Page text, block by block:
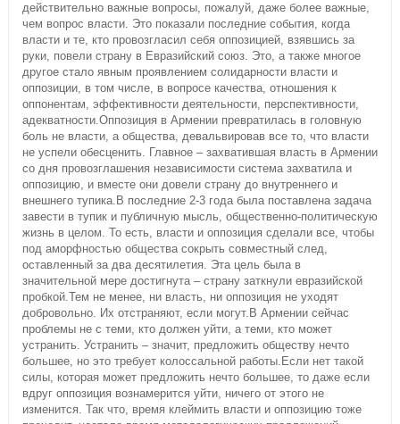
действительно важные вопросы, пожалуй, даже более важные,
чем вопрос власти. Это показали последние события, когда
власти и те, кто провозгласил себя оппозицией, взявшись за
руки, повели страну в Евразийский союз. Это, а также многое
другое стало явным проявлением солидарности власти и
оппозиции, в том числе, в вопросе качества, отношения к
оппонентам, эффективности деятельности, перспективности,
адекватности.Оппозиция в Армении превратилась в головную
боль не власти, а общества, девальвировав все то, что власти
не успели обесценить. Главное – захватившая власть в Армении
со дня провозглашения независимости система захватила и
оппозицию, и вместе они довели страну до внутреннего и
внешнего тупика.В последние 2-3 года была поставлена задача
завести в тупик и публичную мысль, общественно-политическую
жизнь в целом. То есть, власти и оппозиция сделали все, чтобы
под аморфностью общества сокрыть совместный след,
оставленный за два десятилетия. Эта цель была в
значительной мере достигнута – страну заткнули евразийской
пробкой.Тем не менее, ни власть, ни оппозиция не уходят
добровольно. Их отстраняют, если могут.В Армении сейчас
проблемы не с теми, кто должен уйти, а теми, кто может
устранить. Устранить – значит, предложить обществу нечто
большее, но это требует колоссальной работы.Если нет такой
силы, которая может предложить нечто большее, то даже если
вдруг оппозиция вознамерится уйти, ничего от этого не
изменится. Так что, время клеймить власти и оппозицию тоже